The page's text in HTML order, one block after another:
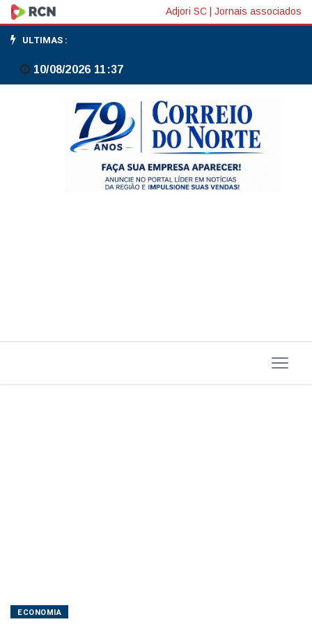
Publicação
propõe
alternativas
exploração
Adjori SC Jornais associados
ULTIMAS :
10/08/2026 11:37
ECONOMIA